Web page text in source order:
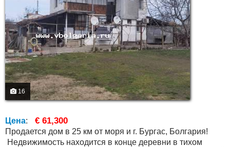
16
Цена: € 61,300
Продается дом в 25 км от моря и г. Бургас, Болгария!
Недвижимость находится в конце деревни в тихом